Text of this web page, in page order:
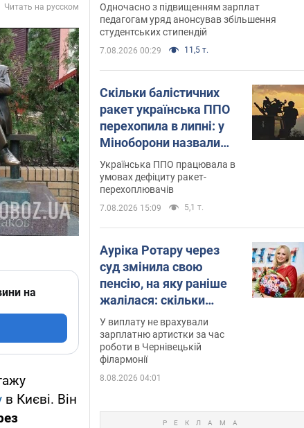
Читать на русском
на
в Києві. Він
Одночасно з підвищенням зарплат
педагогам уряд анонсував збільшення
студентських стипендій
7.08.2026 00:29 11,5 т.
Скільки балістичних
ракет українська ППО
перехопила в липні: у
Міноборони назвали
цифру
Українська ППО працювала в
умовах дефіциту ракет-
перехоплювачів
7.08.2026 15:09 5,1 т.
Ауріка Ротару через
суд змінила свою
пенсію, на яку раніше
жалілася: скільки
отримувала співачка
У виплату не врахували
зарплатню артистки за час
роботи в Чернівецькій
філармонії
8.08.2026 04:01